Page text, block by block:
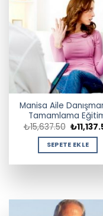
Manisa Aile
Tamamlama
₺15,637.50 Orijinal
fiyat:
₺
SEPETE EKLE